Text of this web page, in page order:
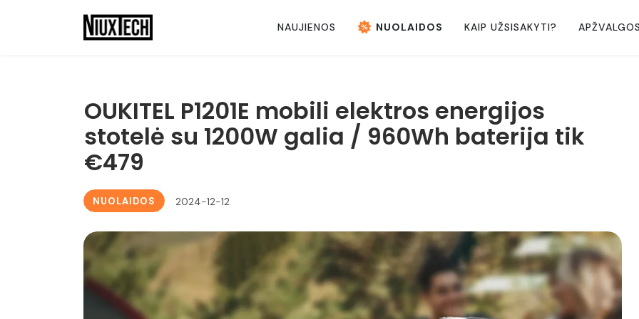
NAUJIENOS NUOLAIDOS KAIP UŽSISAKYTI?
OUKITEL P1201E mobili elektros energijos
stotelė su 1200W galia / 960Wh baterija tik
€479
NUOLAIDOS 2024-12-12